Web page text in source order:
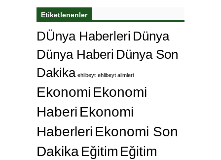
Etiketlenenler
DÜnya Haberleri Dünya
Dünya Haberi Dünya Son
Dakika ehlibeyt ehlibeyt alimleri
Ekonomi Ekonomi
Haberi Ekonomi
Haberleri Ekonomi Son
Dakika Eğitim Eğitim